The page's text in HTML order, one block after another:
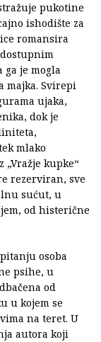
pukotine
ishodište za
romansira
je mogla
majka. Svirepi
ujaka,
dok je
mlako
„Vražje kupke“
rezerviran, sve
sućut, u
od histerične
osoba
psihe, u
od
u kojem se
na teret. U
autora koji